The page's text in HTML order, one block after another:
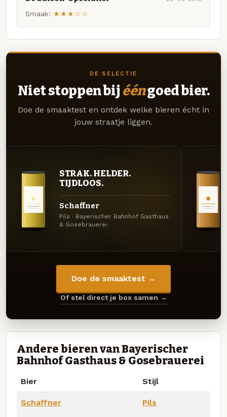
Smaak: ★★★☆☆
DE SELECTIE
Niet stoppen bij ééngoed bier.
Doe de smaaktest en ontdek welke bieren écht in
jouw straatje liggen.
STRAK. HELDER.
TIJDLOOS.
Schaffner
Pils · Bayerischer Bahnhof Gasthaus
& Gosebrauerei
Doe de smaaktest →
Of stel direct je box samen →
Andere bieren van Bayerischer
Bahnhof Gasthaus & Gosebrauerei
Bier Stijl
Schaffner Pils